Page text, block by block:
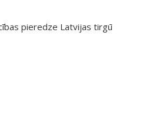
pieredze Latvijas tirgū